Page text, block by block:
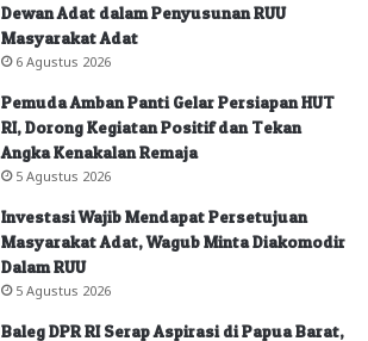
Dewan Adat dalam Penyusunan RUU
Masyarakat Adat
6 Agustus 2026
Pemuda Amban Panti Gelar Persiapan HUT
RI, Dorong Kegiatan Positif dan Tekan
Angka Kenakalan Remaja
5 Agustus 2026
Investasi Wajib Mendapat Persetujuan
Masyarakat Adat, Wagub Minta Diakomodir
Dalam RUU
5 Agustus 2026
Baleg DPR RI Serap Aspirasi di Papua Barat,